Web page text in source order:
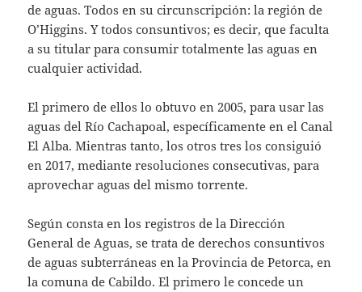
de aguas. Todos en su circunscripción: la región de
O’Higgins. Y todos consuntivos; es decir, que faculta
a su titular para consumir totalmente las aguas en
cualquier actividad.
El primero de ellos lo obtuvo en 2005, para usar las
aguas del Río Cachapoal, específicamente en el Canal
El Alba. Mientras tanto, los otros tres los consiguió
en 2017, mediante resoluciones consecutivas, para
aprovechar aguas del mismo torrente.
Según consta en los registros de la Dirección
General de Aguas, se trata de derechos consuntivos
de aguas subterráneas en la Provincia de Petorca, en
la comuna de Cabildo. El primero le concede un